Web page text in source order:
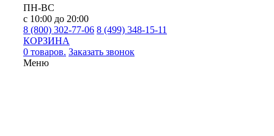
ПН-ВС
с 10:00 до 20:00
8 (800) 302-77-06 8 (499) 348-15-11
КОРЗИНА
0 товаров. Заказать звонок
Меню